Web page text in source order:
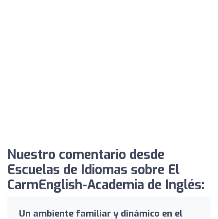
Nuestro comentario desde
Escuelas de Idiomas sobre El
CarmEnglish-Academia de Inglés:
Un ambiente familiar y dinámico en el